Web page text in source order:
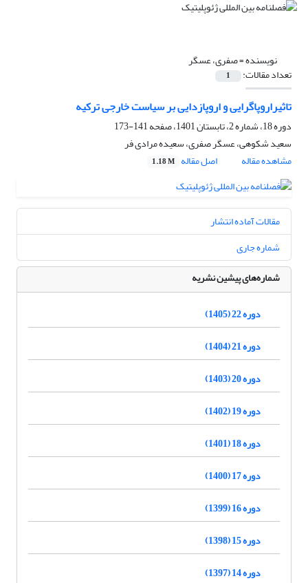
نویسنده =صفری، عسگر
تعداد مقالات: 1
تاثیراروپاگرایی و اروپازدایی بر سیاست خارجی ترکیه
دوره 18، شماره 2، تابستان 1401، صفحه
141-173
سعید شکوهی، عسگر صفری، سعیده مرادی فر
مشاهده مقاله
اصل مقاله 1.18 M
مقالات آماده انتشار
شماره جاری
شماره‌های پیشین نشریه
دوره 22 (1405)
دوره 21 (1404)
دوره 20 (1403)
دوره 19 (1402)
دوره 18 (1401)
دوره 17 (1400)
دوره 16 (1399)
دوره 15 (1398)
دوره 14 (1397)